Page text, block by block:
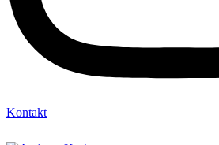
Kontakt